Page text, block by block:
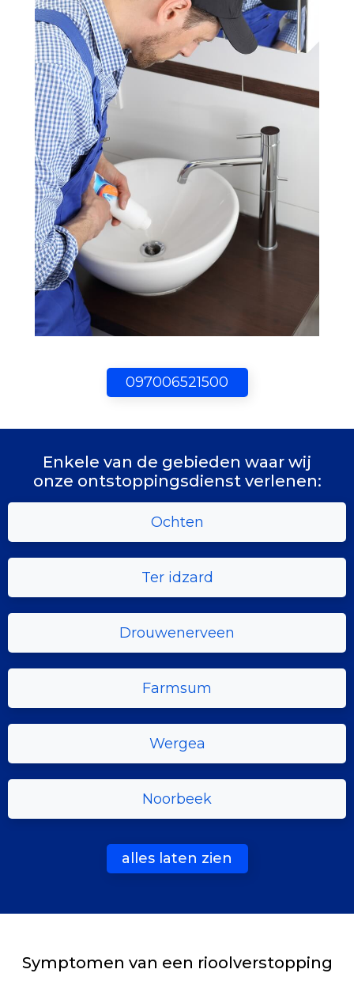
097006521500
Enkele van de gebieden waar wij
onze ontstoppingsdienst verlenen:
Ochten
Ter idzard
Drouwenerveen
Farmsum
Wergea
Noorbeek
alles laten zien
Symptomen van een rioolverstopping